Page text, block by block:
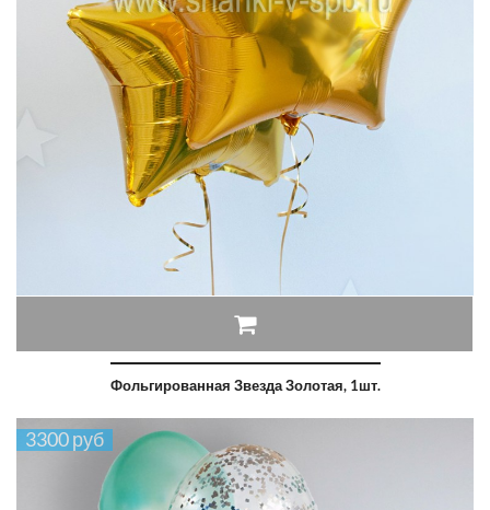
Фольгированная Звезда Золотая, 1шт.
3300 руб